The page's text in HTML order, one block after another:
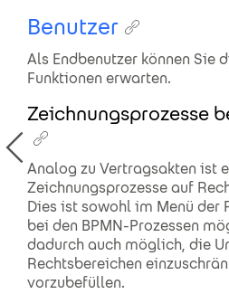
Benutzer
Als Endbenutzer können Sie
Funktionen erwarten.
Zeichnungsprozesse
Analog zu Vertragsakten ist
Zeichnungsprozesse auf
Dies ist sowohl im Menü der
bei den BPMN-Prozessen
dadurch auch möglich, die
Rechtsbereichen
vorzubefüllen.